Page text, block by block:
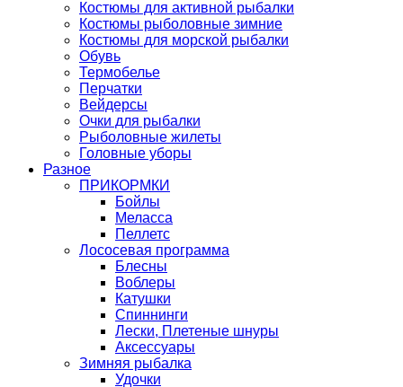
Костюмы для активной рыбалки
Костюмы рыболовные зимние
Костюмы для морской рыбалки
Обувь
Термобелье
Перчатки
Вейдерсы
Очки для рыбалки
Рыболовные жилеты
Головные уборы
Разное
ПРИКОРМКИ
Бойлы
Меласса
Пеллетс
Лососевая программа
Блесны
Воблеры
Катушки
Спиннинги
Лески, Плетеные шнуры
Аксессуары
Зимняя рыбалка
Удочки